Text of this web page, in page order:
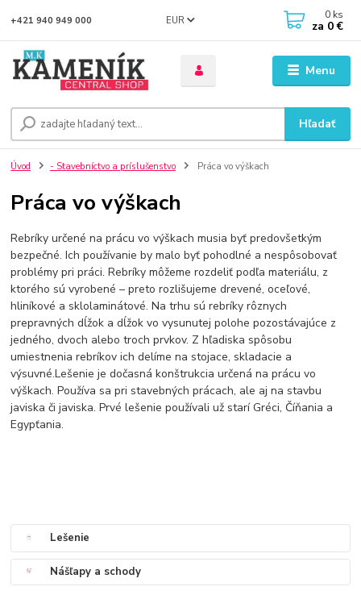
Menu
EUR
Hľadať
+421 940 949 000 0 ks
za 0 €
Úvod - Stavebníctvo a príslušenstvo Práca vo výškach
Práca vo výškach
Rebríky určené na prácu vo výškach musia byť predovšetkým
bezpečné. Ich používanie by malo byť pohodlné a nespôsobovať
problémy pri práci. Rebríky môžeme rozdeliť podľa materiálu, z
ktorého sú vyrobené – preto rozlišujeme drevené, oceľové,
hliníkové a sklolaminátové. Na trhu sú rebríky rôznych
prepravných dĺžok a dĺžok vo vysunutej polohe pozostávajúce z
jedného, ​​dvoch alebo troch prvkov. Z hľadiska spôsobu
umiestnenia rebríkov ich delíme na stojace, skladacie a
výsuvné.Lešenie je dočasná konštrukcia určená na prácu vo
výškach. Používa sa pri stavebných prácach, ale aj na stavbu
javiska či javiska. Prvé lešenie používali už starí Gréci, Číňania a
Egypťania.
Lešenie
Nášľapy a schody